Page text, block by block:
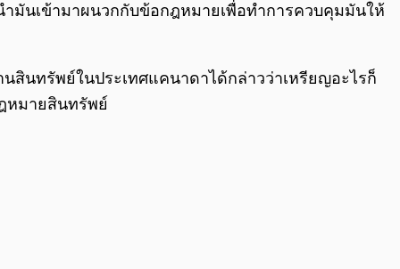
มันเข้ามาผนวกกับข้อกฎหมายเพื่อทำการควบคุมมันให้
นสินทรัพย์ในประเทศแคนาดาได้กล่าวว่าเหรียญอะไรก็
หมายสินทรัพย์